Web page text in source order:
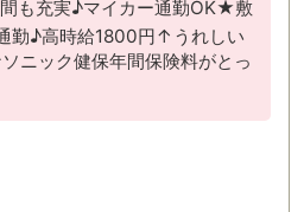
も充実♪マイカー通勤OK★敷
勤♪高時給1800円↑うれしい
ニック健保年間保険料がとっ